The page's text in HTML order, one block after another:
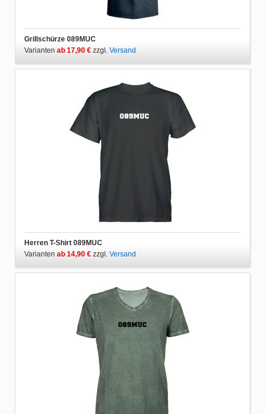
Grillschürze 089MUC
Varianten ab 17,90 € zzgl. Versand
Herren T-Shirt 089MUC
Varianten ab 14,90 € zzgl. Versand